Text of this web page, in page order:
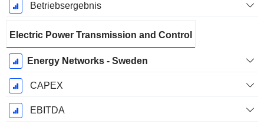
Betriebsergebnis
Electric Power Transmission and Control
Energy Networks - Sweden
CAPEX
EBITDA